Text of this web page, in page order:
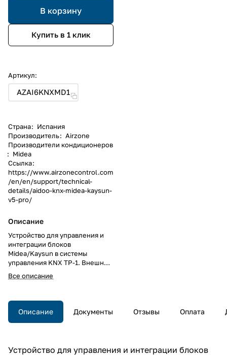
В корзину
Купить в 1 клик
Артикул:
AZAI6KNXMD1
Страна: Испания
Производитель: Airzone
Производители кондиционеров
: Midea
Ссылка:
https://www.airzonecontrol.com
/en/en/support/technical-
details/aidoo-knx-midea-kaysun-
v5-pro/
Описание
Устройство для управления и
интеграции блоков
Midea/Kaysun в системы
управления KNX TP-1. Внешнее
питание от внутреннего блока.
Все описание
Описание Документы Отзывы Оплата
Устройство для управления и интеграции блоков